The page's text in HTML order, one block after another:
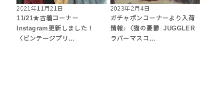
2021年11月21日
11/21★古着コーナー
Instagram更新しました！
〈ビンテージプリ…
2023年2月4日
ガチャポンコーナーより入荷
情報♪〈猫の憂鬱│JUGGLER
ラバーマスコ…